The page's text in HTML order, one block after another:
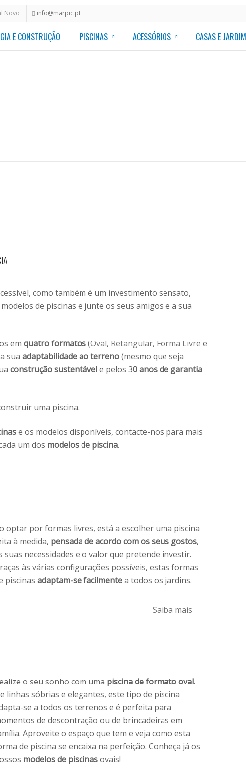
Novo info@marpic.pt
E CONSTRUÇÃO PISCINAS ACESSÓRIOS CASAS E JARDIM
como também é um investimento sensato,
de piscinas e junte os seus amigos e a sua
em quatro formatos(Oval, Retangular, Forma Livre e
sua adaptabilidade ao terreno(mesmo que seja
construção sustentávele pelos 30 anos de garantia
uma piscina.
e os modelos disponíveis, contacte-nos para mais
um dos modelos de piscina.
optar por formas livres, está a escolher uma piscina
à medida, pensada de acordo com os seus gostos,
suas necessidades e o valor que pretende investir.
às várias configurações possíveis, estas formas
piscinasadaptam-se facilmentea todos os jardins.
Saiba mais
o seu sonho com uma piscina de formato oval.
linhas sóbrias e elegantes, este tipo de piscina
se a todos os terrenos e é perfeita para
de descontração ou de brincadeiras em
Aproveite o espaço que tem e veja como esta
de piscina se encaixa na perfeição. Conheça já os
modelos de piscinasovais!